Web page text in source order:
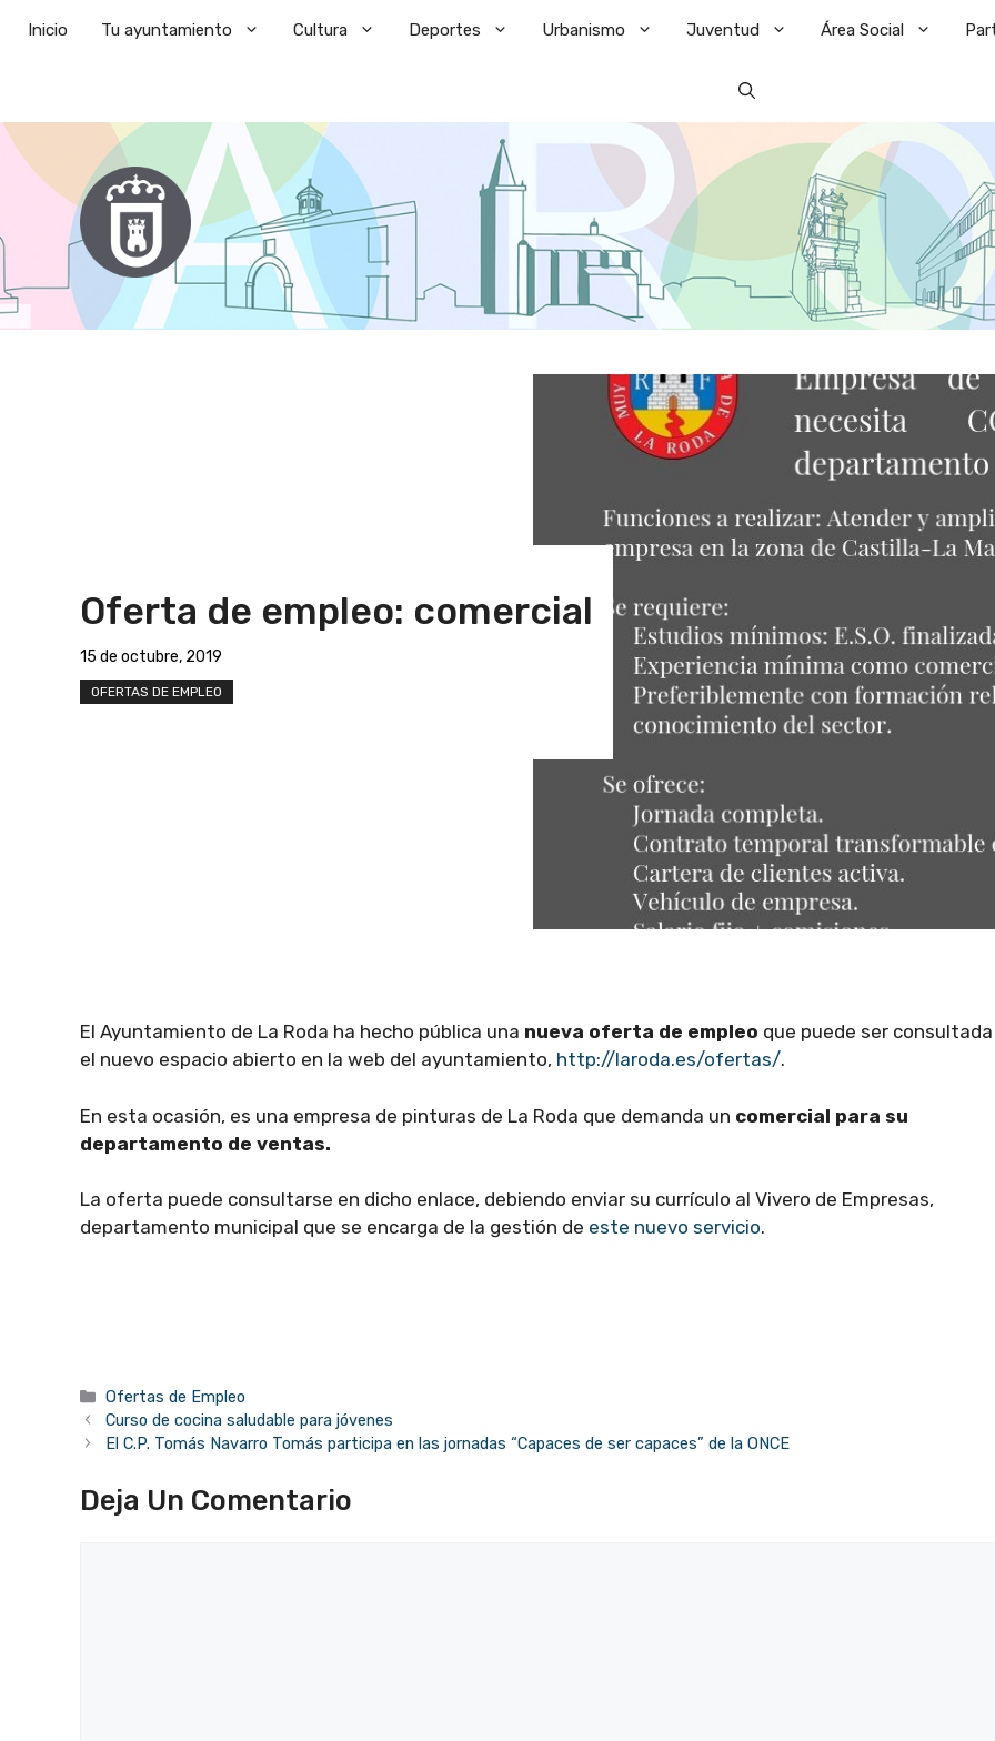
Inicio Tu ayuntamiento Cultura Deportes Urbanismo Juventud Área Social
Oferta de empleo: comercial
15 de octubre, 2019
OFERTAS DE EMPLEO
El Ayuntamiento de La Roda ha hecho pública una nueva oferta de empleo que puede ser
el nuevo espacio abierto en la web del ayuntamiento, http://laroda.es/ofertas/.
En esta ocasión, es una empresa de pinturas de La Roda que demanda un comercial para su
departamento de ventas.
La oferta puede consultarse en dicho enlace, debiendo enviar su currículo al Vivero de Empresas,
departamento municipal que se encarga de la gestión de este nuevo servicio.
Categorías
Ofertas de Empleo
Curso de cocina saludable para jóvenes
El C.P. Tomás Navarro Tomás participa en las jornadas “Capaces de ser capaces” de la ONCE
Deja Un Comentario